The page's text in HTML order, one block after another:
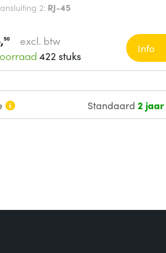
2: RJ-45
50
excl. btw
422 stuks
Info
Standaard2 jaar